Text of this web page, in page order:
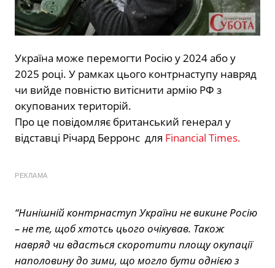
Україна може перемогти Росію у 2024 або у
2025 році. У рамках цього контрнаступу навряд
чи вийде повністю витіснити армію РФ з
окупованих територій.
Про це повідомляє британський генерал у
відставці Річард Берронс для Financial Times.
РЕКЛАМА
“Нинішній контрнаступ України не викине Росію
– не те, щоб хтотсь цього очікував. Також
навряд чи вдасться скоротити площу окупації
наполовину до зими, що могло бути однією з